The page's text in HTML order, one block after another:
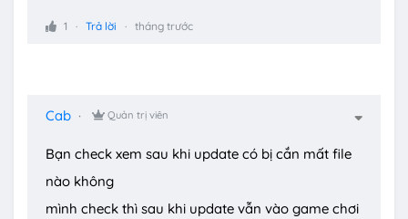
1 Trả lời tháng trước
Cab Quản trị viên
Bạn check xem sau khi update có bị cắn mất file
nào không
mình check thì sau khi update vẫn vào game chơi